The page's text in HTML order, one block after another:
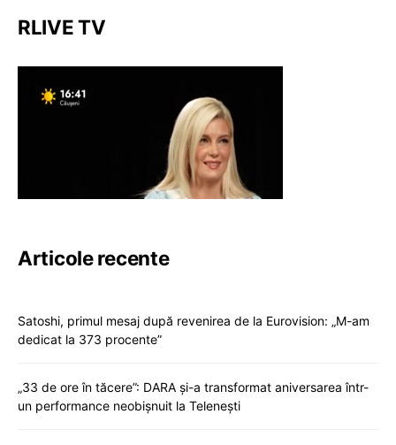
RLIVE TV
Articole recente
Satoshi, primul mesaj după revenirea de la Eurovision: „M-am
dedicat la 373 procente”
„33 de ore în tăcere”: DARA și-a transformat aniversarea într-
un performance neobișnuit la Telenești